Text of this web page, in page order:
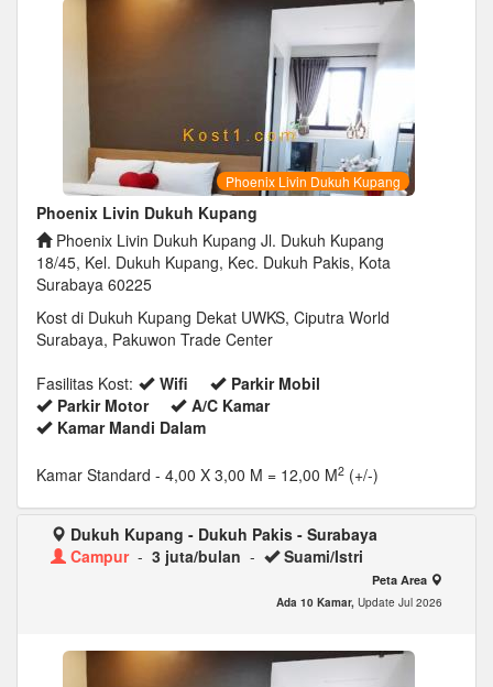
Phoenix Livin Dukuh Kupang
Phoenix Livin Dukuh Kupang
Phoenix Livin Dukuh Kupang Jl. Dukuh Kupang
18/45, Kel. Dukuh Kupang, Kec. Dukuh Pakis, Kota
Surabaya 60225
Kost di Dukuh Kupang Dekat UWKS, Ciputra World
Surabaya, Pakuwon Trade Center
Fasilitas Kost:
Wifi
Parkir Mobil
Parkir Motor
A/C Kamar
Kamar Mandi Dalam
Kamar Standard - 4,00 X 3,00 M = 12,00 M2 (+/-)
Dukuh Kupang - Dukuh Pakis - Surabaya
Campur- 3 juta/bulan - Suami/Istri
Peta Area
Ada 10 Kamar, Update Jul 2026